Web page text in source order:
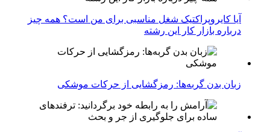
آیا کایروپراکتیک شغل مناسبی برای من است؟ همه چیز
درباره بازار کار این رشته
زبان بدن گربه‌ها: رمزگشایی از حرکات موشکی